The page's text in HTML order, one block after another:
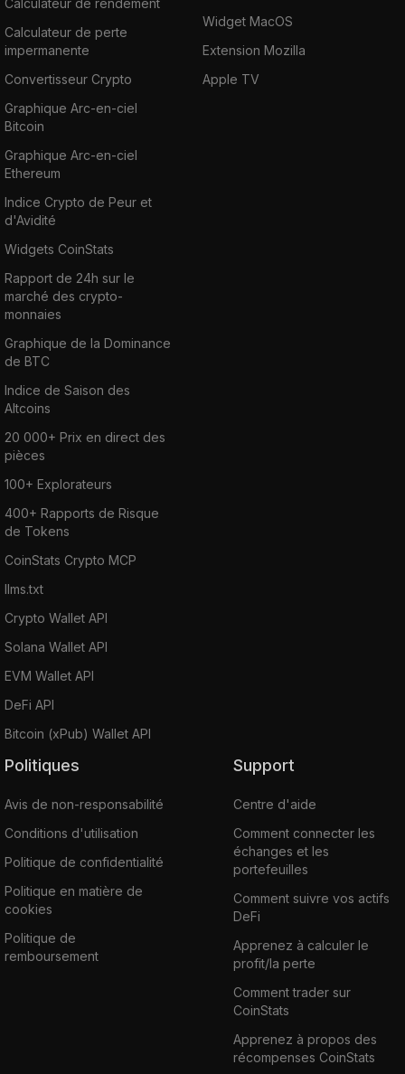
Calculateur de perte
impermanente
Convertisseur Crypto
Graphique Arc-en-ciel
Bitcoin
Graphique Arc-en-ciel
Ethereum
Indice Crypto de Peur et
d'Avidité
Widgets CoinStats
Rapport de 24h sur le
marché des crypto-
monnaies
Graphique de la Dominance
de BTC
Indice de Saison des
Altcoins
20 000+ Prix en direct des
pièces
100+ Explorateurs
400+ Rapports de Risque
de Tokens
CoinStats Crypto MCP
llms.txt
Crypto Wallet API
Solana Wallet API
EVM Wallet API
DeFi API
Bitcoin (xPub) Wallet API
Widget MacOS
Extension Mozilla
Apple TV
Politiques
Avis de non-responsabilité
Conditions d'utilisation
Politique de confidentialité
Politique en matière de
cookies
Politique de
remboursement
Support
Centre d'aide
Comment connecter les
échanges et les
portefeuilles
Comment suivre vos actifs
DeFi
Apprenez à calculer le
profit/la perte
Comment trader sur
CoinStats
Apprenez à propos des
récompenses CoinStats